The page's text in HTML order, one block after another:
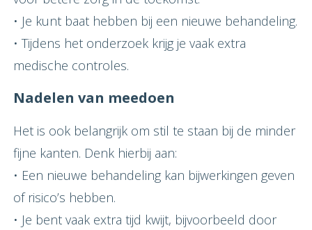
• Je kunt baat hebben bij een nieuwe behandeling.
• Tijdens het onderzoek krijg je vaak extra
medische controles.
Nadelen van meedoen
Het is ook belangrijk om stil te staan bij de minder
fijne kanten. Denk hierbij aan:
• Een nieuwe behandeling kan bijwerkingen geven
of risico’s hebben.
• Je bent vaak extra tijd kwijt, bijvoorbeeld door